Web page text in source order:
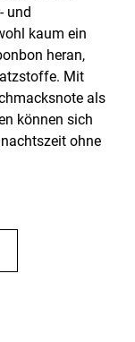
und
kaum ein
heran,
Mit
als
können sich
ohne